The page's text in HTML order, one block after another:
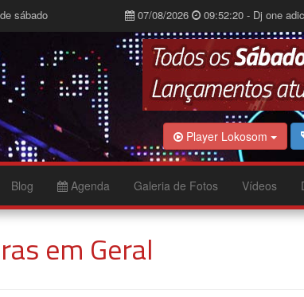
sábado 07/08/2026 09:52:20 - Dj one
Player Lokosom
Blog Agenda Galeria de Fotos Vídeos
em Geral